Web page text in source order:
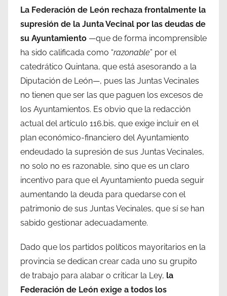
La Federación de León rechaza frontalmente la
supresión de la Junta Vecinal por las deudas de
su Ayuntamiento —que de forma incomprensible
ha sido calificada como “razonable” por el
catedrático Quintana, que está asesorando a la
Diputación de León—, pues las Juntas Vecinales
no tienen que ser las que paguen los excesos de
los Ayuntamientos. Es obvio que la redacción
actual del artículo 116.bis, que exige incluir en el
plan económico-financiero del Ayuntamiento
endeudado la supresión de sus Juntas Vecinales,
no solo no es razonable, sino que es un claro
incentivo para que el Ayuntamiento pueda seguir
aumentando la deuda para quedarse con el
patrimonio de sus Juntas Vecinales, que sí se han
sabido gestionar adecuadamente.
Dado que los partidos políticos mayoritarios en la
provincia se dedican crear cada uno su grupito
de trabajo para alabar o criticar la Ley, la
Federación de León exige a todos los